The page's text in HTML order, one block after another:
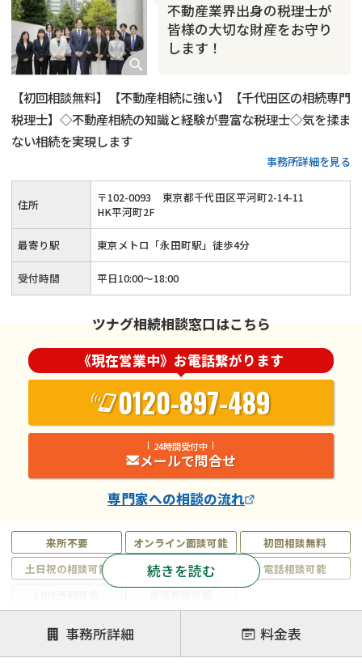
不動産業界出身の税理士が
皆様の大切な財産をお守り
します！
【初回相談無料】【不動産相続に強い】【千代田区の相続専門
税理士】◇不動産相続の知識と経験が豊富な税理士◇気を揉ま
ない相続を実現します
事務所詳細を見る
来所不要 オンライン面談可能
初回相談無料
土日祝の相談可能
19時以降電話可能
電話相談可能
注力案件
遺言書作成・遺言執行
相続放棄
相続登記
続きを読む
住所 〒102-0093
東京都千代田区平河町2-14-11
HK平河町2F
最寄り駅 東京メトロ「永田町駅」徒歩4分
受付時間 平日10:00～18:00
ツナグ相続相談窓口はこちら
《現在営業中》お電話繋がります
0120-897-489
24時間受付中
メールで問合せ
専門家への相談の流れ
事務所詳細 料金表